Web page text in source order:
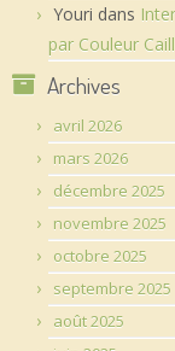
Youri dans
par Couleur
Archives
avril 2026
mars 2026
décembre 2025
novembre 2025
octobre 2025
septembre 2025
août 2025